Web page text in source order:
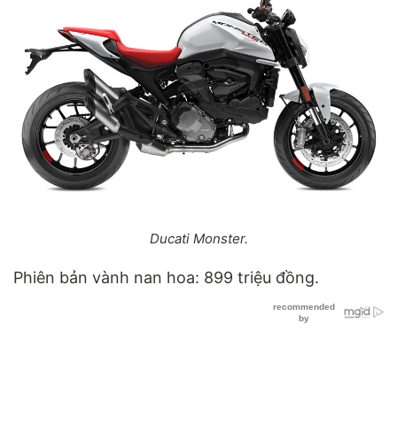
Ducati Monster.
Phiên bản vành nan hoa: 899 triệu đồng.